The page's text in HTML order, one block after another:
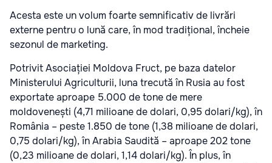
Acesta este un volum foarte semnificativ de livrări
externe pentru o lună care, în mod tradițional, încheie
sezonul de marketing.
Potrivit Asociației Moldova Fruct, pe baza datelor
Ministerului Agriculturii, luna trecută în Rusia au fost
exportate aproape 5.000 de tone de mere
moldovenești (4,71 milioane de dolari, 0,95 dolari/kg), în
România – peste 1.850 de tone (1,38 milioane de dolari,
0,75 dolari/kg), în Arabia Saudită – aproape 202 tone
(0,23 milioane de dolari, 1,14 dolari/kg). În plus, în